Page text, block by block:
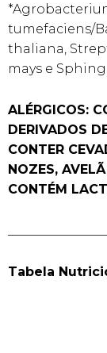
tumefaciens/
thaliana,
mays e
ALÉRGICOS:
DERIVADOS
CONTER
NOZES,
CONTÉM
Tabela